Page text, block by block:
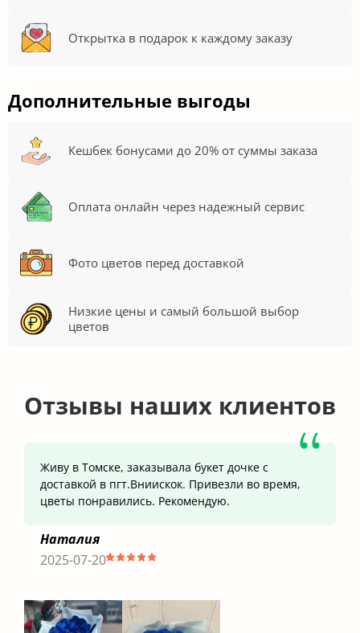
Открытка в подарок к каждому заказу
Дополнительные выгоды
Кешбек бонусами до 20% от суммы заказа
Оплата онлайн через надежный сервис
Фото цветов перед доставкой
Низкие цены и самый большой выбор
цветов
Отзывы наших клиентов
Живу в Томске, заказывала букет дочке с
доставкой в пгт.Вниискок. Привезли во время,
цветы понравились. Рекомендую.
Наталия
2025-07-20